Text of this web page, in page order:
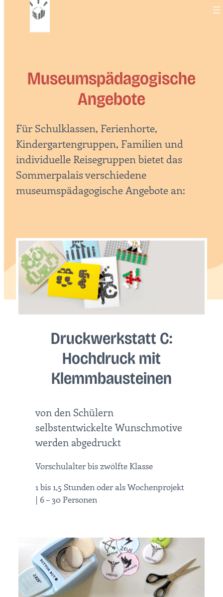
springen
Museumspädagogische
Angebote
Für Schulklassen, Ferienhorte,
Kindergartengruppen, Familien und
individuelle Reisegruppen bietet das
Sommerpalais verschiedene
museumspädagogische Angebote an:
Druckwerkstatt C:
Hochdruck mit
Klemmbausteinen
von den Schülern
selbstentwickelte Wunschmotive
werden abgedruckt
Vorschulalter bis zwölfte Klasse
1 bis 1,5 Stunden oder als Wochenprojekt
| 6 – 30 Personen